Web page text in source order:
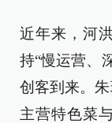
近年来，河
持“慢运营、
创客到来。
主营特色菜